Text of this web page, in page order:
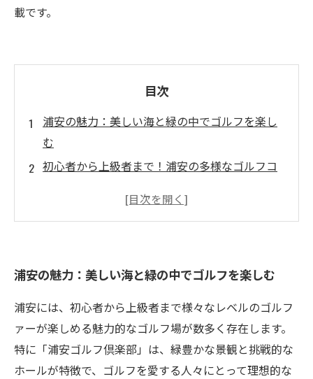
載です。
目次
浦安の魅力：美しい海と緑の中でゴルフを楽し
む
初心者から上級者まで！浦安の多様なゴルフコ
自然の地形を生かした設計：浦安のゴルフ場の
スは？
ビジネスマンや家族連れに人気の理由とは
浦安でのゴルフを楽しむためのポイントを徹底
解説
浦安の魅力：美しい海と緑の中でゴルフを楽しむ
浦安には、初心者から上級者まで様々なレベルのゴルフ
ァーが楽しめる魅力的なゴルフ場が数多く存在します。
特に「浦安ゴルフ倶楽部」は、緑豊かな景観と挑戦的な
ホールが特徴で、ゴルフを愛する人々にとって理想的な